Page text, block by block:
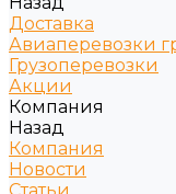
Доставка
Авиаперевозки
Грузоперевозки
Акции
Компания
Назад
Компания
Новости